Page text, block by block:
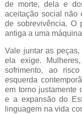
de morte, dela e
aceitação social não
de sobrevivência. O
antiga a uma
Vale juntar as
ela exige.
sofrimento, ao
esquerda
em torno justamente
e a expansão do
linguagem na vida